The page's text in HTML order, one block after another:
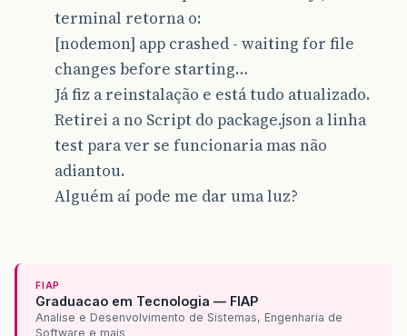
terminal retorna o:
[nodemon] app crashed - waiting for file
changes before starting…
Já fiz a reinstalação e está tudo atualizado.
Retirei a no Script do package.json a linha
test para ver se funcionaria mas não
adiantou.
Alguém aí pode me dar uma luz?
FIAP
Graduacao em Tecnologia — FIAP
Analise e Desenvolvimento de Sistemas, Engenharia de
Software e mais